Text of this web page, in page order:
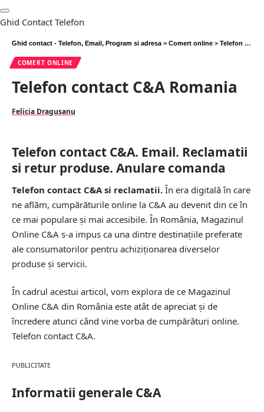
Ghid Contact Telefon
Ghid contact - Telefon, Email, Program si adresa > Comert online > Telefon contact C&A Romania
COMERT ONLINE
Telefon contact C&A Romania
Felicia Dragusanu
Telefon contact C&A. Email. Reclamatii
si retur produse. Anulare comanda
Telefon contact C&A si reclamatii. În era digitală în care
ne aflăm, cumpărăturile online la C&A au devenit din ce în
ce mai populare și mai accesibile. În România, Magazinul
Online C&A s-a impus ca una dintre destinațiile preferate
ale consumatorilor pentru achiziționarea diverselor
produse și servicii.
În cadrul acestui articol, vom explora de ce Magazinul
Online C&A din România este atât de apreciat și de
încredere atunci când vine vorba de cumpărături online.
Telefon contact C&A.
PUBLICITATE
Informatii generale C&A